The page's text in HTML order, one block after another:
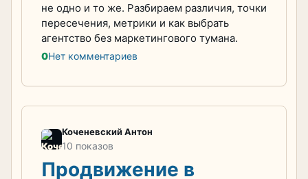
не одно и то же. Разбираем различия, точки
пересечения, метрики и как выбрать
агентство без маркетингового тумана.
0Нет комментариев
Коченевский Антон
10 показов
Продвижение в